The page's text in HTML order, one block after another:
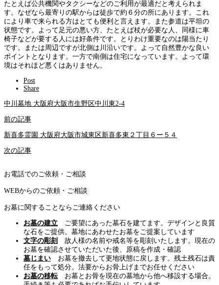
たとえば公共機関やタクシーなどのご利用が最適だと考えられま
す。なぜなら最寄りの駅からは徒歩で約６分の所にあります。これ
により車で来られる方はとても便利と言えます。また参道は平坦の
状態です。よって足元の悪い方、たとえば杖が必要な人、同様に車
椅子などが要する人には好条件です。とりわけ重要なのは陽当たり
です。または周辺ですが北側は川沿いです。よって自然豊かな良い
ポイントとなります。一方で南側は住宅になっています。よって環
境はそれほど悪くはありません。
Post
Share
中川墓地 大阪府大阪市生野区中川東2-4
前の記事
新喜多霊園 大阪府大阪市城東区新喜多東２丁目６ー５４
次の記事
お電話でのご依頼・ご相談
WEBからのご依頼・ご相談
お墓に関することならご連絡ください
お墓の建立 ご要望にあった墓石を建てます。デザインと良質
な石をご提供。墓地にあわせたお墓をご提案しています
文字の彫刻
故人様の名前や戒名等を彫刻いたします。現在の
お墓を確認させていただいた後、原稿を作成・確認
墓じまい お墓を撤去して更地状態に戻します。残土残石は責
任をもって処分。法要からお骨上げまでお任せください
お墓の移転お墓とお骨を現在の墓地から他へ移設する場合。